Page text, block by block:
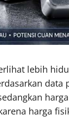
lebih
data
harga